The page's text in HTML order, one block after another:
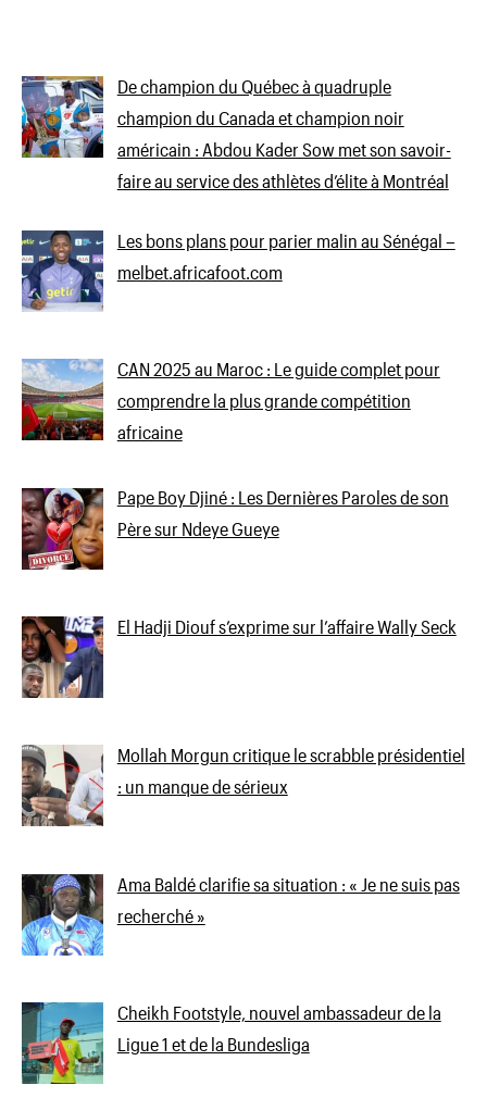
De champion du Québec à quadruple
champion du Canada et champion noir
américain : Abdou Kader Sow met son savoir-
faire au service des athlètes d’élite à Montréal
Les bons plans pour parier malin au Sénégal –
melbet.africafoot.com
CAN 2025 au Maroc : Le guide complet pour
comprendre la plus grande compétition
africaine
Pape Boy Djiné : Les Dernières Paroles de son
Père sur Ndeye Gueye
El Hadji Diouf s’exprime sur l’affaire Wally Seck
Mollah Morgun critique le scrabble présidentiel
: un manque de sérieux
Ama Baldé clarifie sa situation : « Je ne suis pas
recherché »
Cheikh Footstyle, nouvel ambassadeur de la
Ligue 1 et de la Bundesliga